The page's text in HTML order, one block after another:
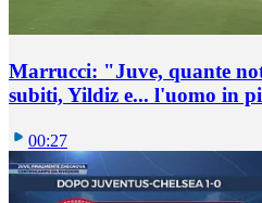
Marrucci: "Juve, quante
subiti, Yildiz e... l'uomo in
00:27